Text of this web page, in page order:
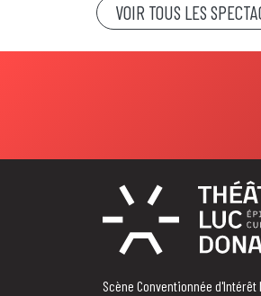
VOIR TOUS LES
Scène Conventionnée d'Intérêt